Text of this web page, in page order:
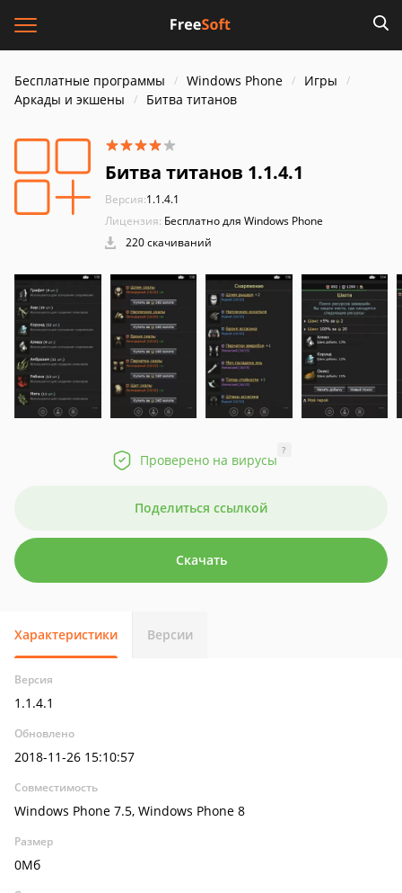
Бесплатные программы Windows Phone
Игры
Аркады и экшены
Битва титанов
Битва титанов 1.1.4.1
Версия:1.1.4.1
Лицензия: Бесплатно для Windows Phone
220 скачиваний
Проверено на вирусы
?
Поделиться ссылкой
Скачать
Характеристики Версии
Версия
1.1.4.1
Обновлено
2018-11-26 15:10:57
Совместимость
Windows Phone 7.5, Windows Phone 8
Размер
0Мб